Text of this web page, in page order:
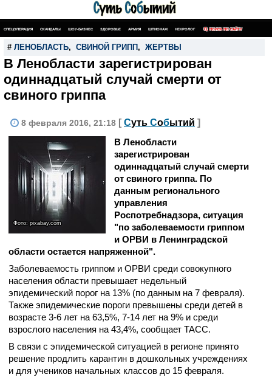
СПЕЦОПЕРАЦИЯ СКАНДАЛЫ ШОУ-БИЗНЕС ЗДОРОВЬЕ АРМИЯ ШПИОНАЖ НЕКРОЛОГ ПОИСК ПО САЙТУ
# ЛЕНОБЛАСТЬ, СВИНОЙ ГРИПП , ЖЕРТВЫ
В Ленобласти зарегистрирован
одиннадцатый случай смерти от
свиного гриппа
8 февраля 2016, 21:18 [ Суть Событий ]
Фото: pixabay.com
В Ленобласти
зарегистрирован
одиннадцатый случай смерти
от свиного гриппа. По
данным регионального
управления
Роспотребнадзора, ситуация
"по заболеваемости гриппом
и ОРВИ в Ленинградской
области остается напряженной".
Заболеваемость гриппом и ОРВИ среди совокупного
населения области превышает недельный
эпидемический порог на 13% (по данным на 7 февраля).
Также эпидемические пороги превышены среди детей в
возрасте 3-6 лет на 63,5%, 7-14 лет на 9% и среди
взрослого населения на 43,4%, сообщает ТАСС.
В связи с эпидемической ситуацией в регионе принято
решение продлить карантин в дошкольных учреждениях
и для учеников начальных классов до 15 февраля.